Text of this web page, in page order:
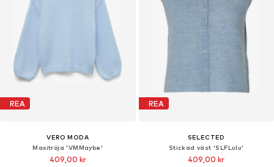
REA
VERO MODA
Maxitröja 'VMMaybe'
409,00 kr
REA
SELECTED
Stickad väst 'SLFLulu'
409,00 kr